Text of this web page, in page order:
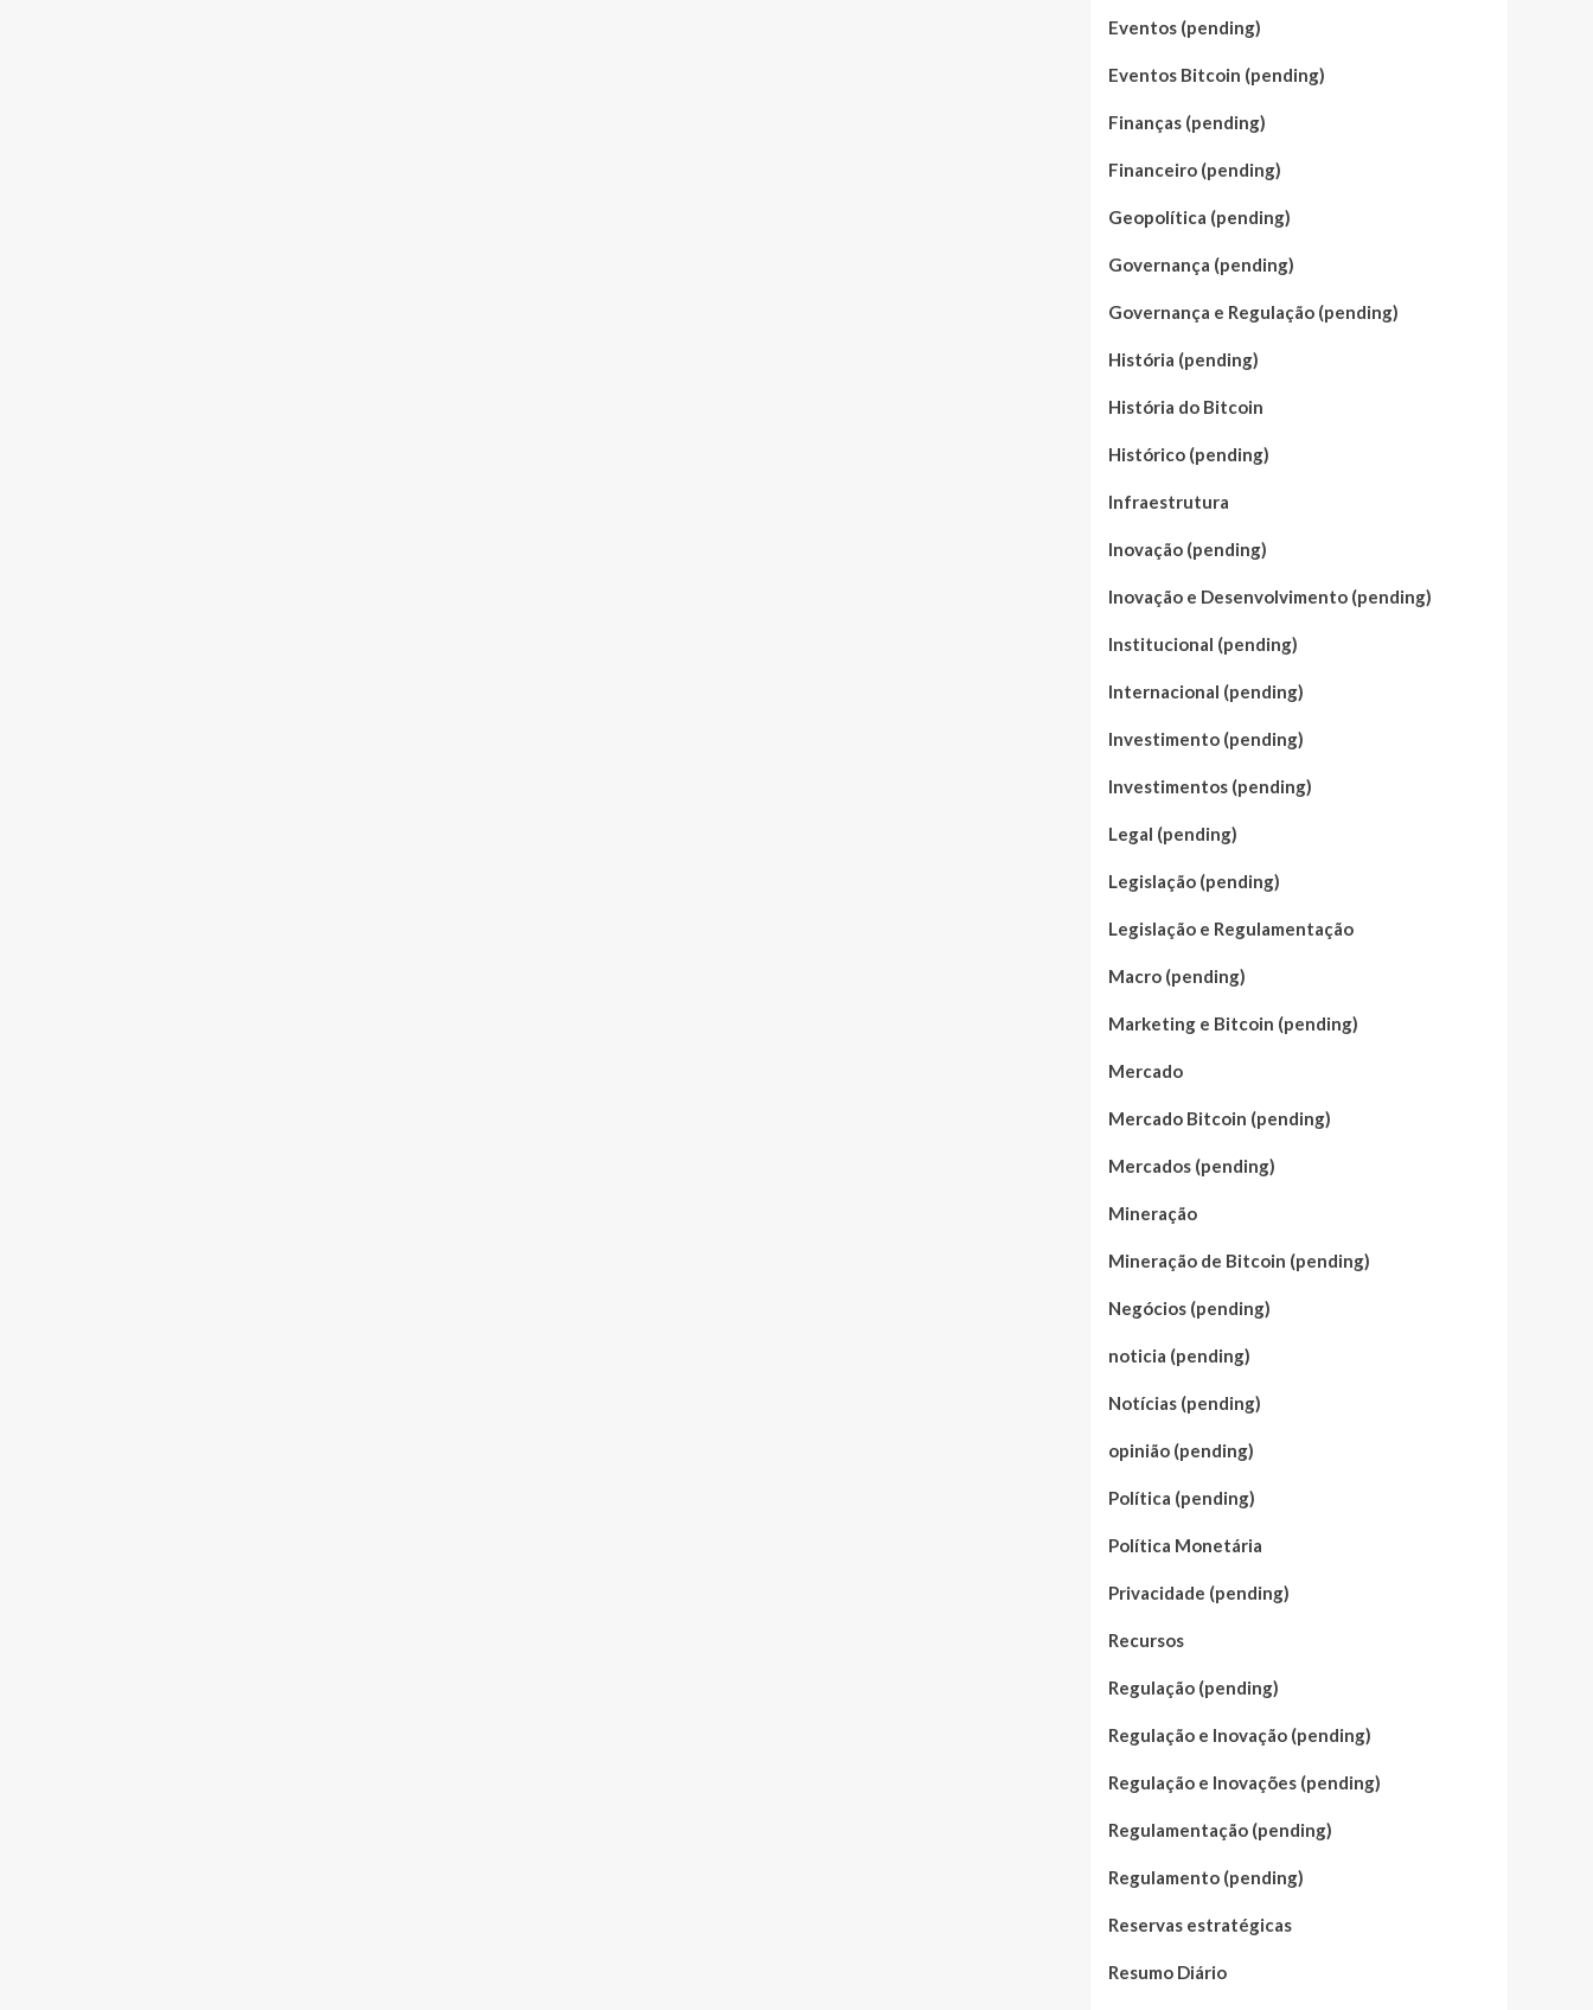
Eventos (pending)
Eventos Bitcoin (pending)
Finanças (pending)
Financeiro (pending)
Geopolítica (pending)
Governança (pending)
Governança e Regulação (pending)
História (pending)
História do Bitcoin
Histórico (pending)
Infraestrutura
Inovação (pending)
Inovação e Desenvolvimento (pending)
Institucional (pending)
Internacional (pending)
Investimento (pending)
Investimentos (pending)
Legal (pending)
Legislação (pending)
Legislação e Regulamentação
Macro (pending)
Marketing e Bitcoin (pending)
Mercado
Mercado Bitcoin (pending)
Mercados (pending)
Mineração
Mineração de Bitcoin (pending)
Negócios (pending)
noticia (pending)
Notícias (pending)
opinião (pending)
Política (pending)
Política Monetária
Privacidade (pending)
Recursos
Regulação (pending)
Regulação e Inovação (pending)
Regulação e Inovações (pending)
Regulamentação (pending)
Regulamento (pending)
Reservas estratégicas
Resumo Diário